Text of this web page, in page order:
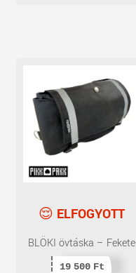
ELFOGYOTT
BLÖKI övtáska – Fekete
19 500 Ft